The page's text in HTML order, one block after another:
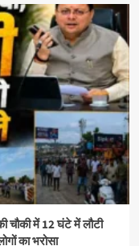
में 12 घंटे में लौटी
का भरोसा